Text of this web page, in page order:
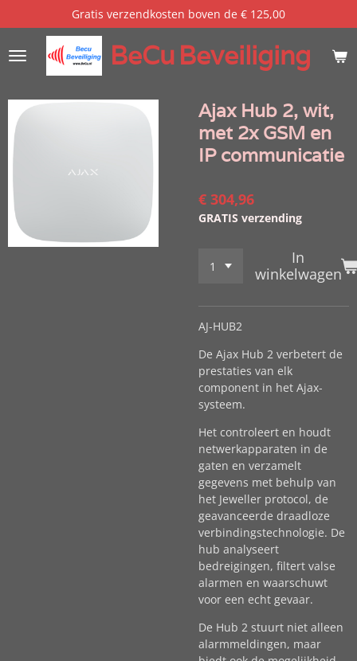
direct
naar
de
BeCuBeveiliging
Gratis verzendkosten boven de € 125,00
Ajax Hub 2, wit,
met 2x GSM en
IP communicatie
€ 304,96
GRATIS verzending
In
winkelwagen
AJ-HUB2
De Ajax Hub 2 verbetert de
prestaties van elk
component in het Ajax-
systeem.
Het controleert en houdt
netwerkapparaten in de
gaten en verzamelt
gegevens met behulp van
het Jeweller protocol, de
geavanceerde draadloze
verbindingstechnologie. De
hub analyseert
bedreigingen, filtert valse
alarmen en waarschuwt
voor een echt gevaar.
De Hub 2 stuurt niet alleen
alarmmeldingen, maar